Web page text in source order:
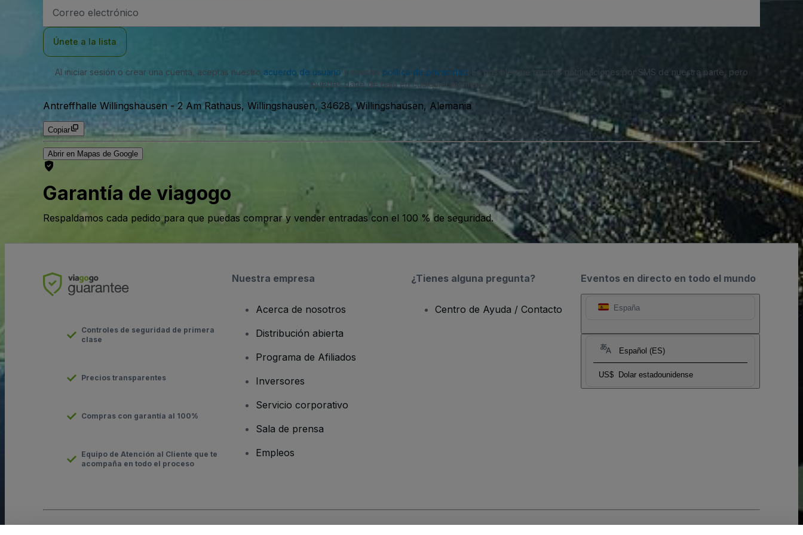
de
Únete a la lista
Al iniciar sesión o crear una cuenta, aceptas nuestro acuerdo de usuarioy nuestra política de privacidad . Es posible que recibas notificaciones por SMS de nuestra parte, pero
puedes darte de baja en cualquier momento.
Antreffhalle Willingshausen- 2 Am Rathaus, Willingshausen, 34628, Willingshausen, Alemania
Copiar
Abrir en Mapas de Google
Garantía de viagogo
Respaldamos cada pedido para que puedas comprar y vender entradas con el 100 % de seguridad.
Eventos en directo en todo el mundo
España
Español (ES)
US$ Dolar estadounidense
Controles de seguridad de primera
clase
Precios transparentes
Compras con garantía al 100%
Equipo de Atención al Cliente que te
acompaña en todo el proceso
Nuestra empresa
Acerca de nosotros
Distribución abierta
Programa de Afiliados
Inversores
Servicio corporativo
Sala de prensa
Empleos
¿Tienes alguna pregunta?
Centro de Ayuda / Contacto